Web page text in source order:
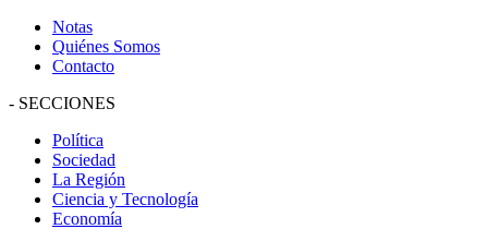
Notas
Quiénes Somos
Contacto
- SECCIONES
Política
Sociedad
La Región
Ciencia y Tecnología
Economía